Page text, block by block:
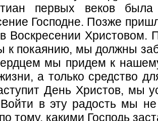
первых веков
Господне. Позже
Воскресении
к покаянию, мы должны
мы придем к
а только средство
День Христов, мы
Войти в эту радость мы
тому, какими Господь